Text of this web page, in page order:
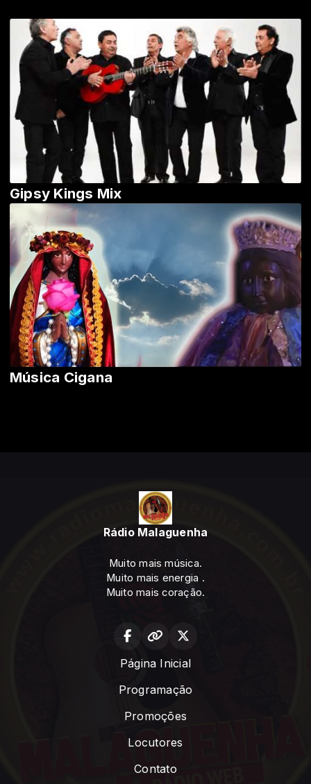
Gipsy Kings Mix
Música Cigana
Rádio Malaguenha
Muito mais música.
Muito mais energia .
Muito mais coração.
Página Inicial
Programação
Promoções
Locutores
Contato